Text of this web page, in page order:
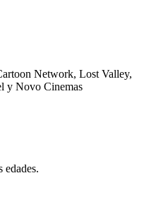
Network, Lost Valley,
y Novo Cinemas
edades.